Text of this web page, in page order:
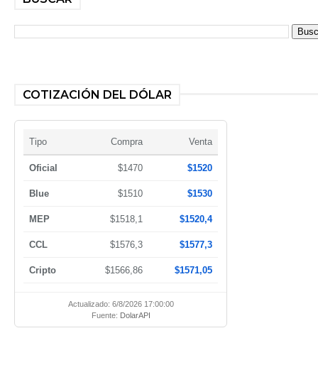
COTIZACIÓN DEL DÓLAR
Tipo Compra Venta
Oficial $1470 $1520
Blue $1510 $1530
MEP $1518,1 $1520,4
CCL $1576,3 $1577,3
Cripto $1566,86 $1571,05
Actualizado: 6/8/2026 17:00:00
Fuente: DolarAPI